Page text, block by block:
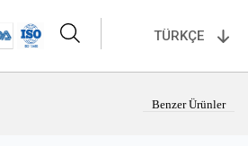
TÜRKÇE
Benzer Ürünler